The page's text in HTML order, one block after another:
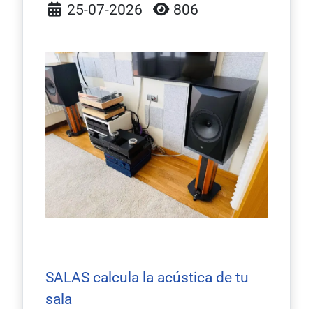
Detalles
25-07-2026 806
SALAS calcula la acústica de tu
sala